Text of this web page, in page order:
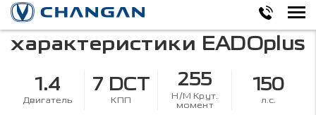
Технические
характеристики EADOplus
1.4
Двигатель
7 DCT
КПП
255
Н/М Крут.
момент
150
л.с.